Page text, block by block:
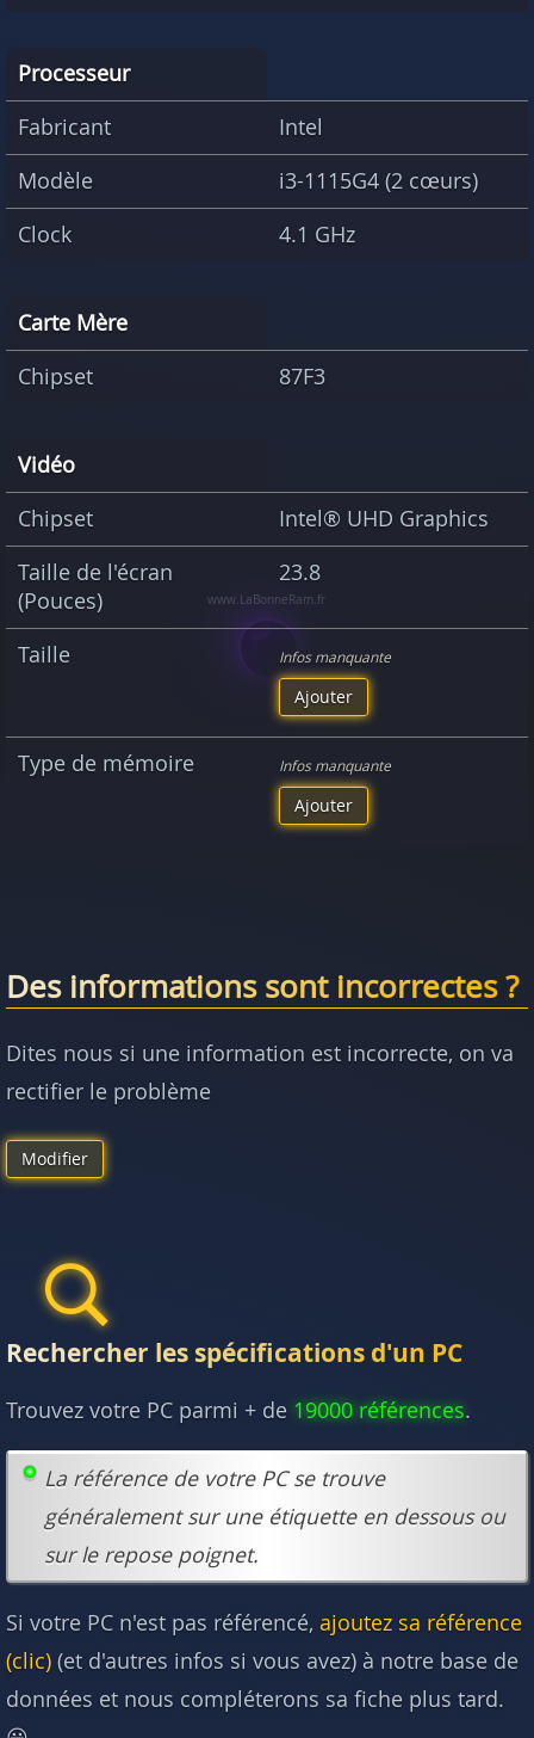
Processeur
Fabricant
Intel
Modèle
i3-1115G4 (2 cœurs)
Clock
4.1 GHz
Carte Mère
Chipset
87F3
Vidéo
Chipset
Intel® UHD Graphics
Taille de l'écran
(Pouces)
23.8
Taille Infos manquante
Ajouter
Type de mémoire Infos manquante
Ajouter
Des informations sont incorrectes ?
Dites nous si une information est incorrecte, on va
rectifier le problème
Modifier
Rechercher les spécifications d'un PC
Trouvez votre PC parmi + de 19000 références.
La référence de votre PC se trouve
généralement sur une étiquette en dessous ou
sur le repose poignet.
Si votre PC n'est pas référencé, ajoutez sa référence
(clic) (et d'autres infos si vous avez) à notre base de
données et nous compléterons sa fiche plus tard.